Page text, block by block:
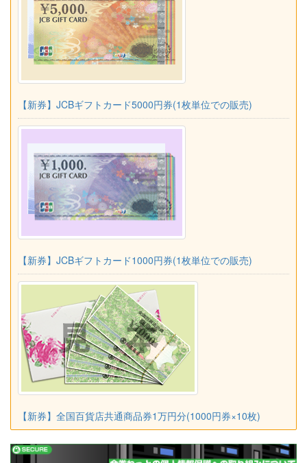
【新券】JCBギフトカード5000円券(1枚単位での販売)
【新券】JCBギフトカード1000円券(1枚単位での販売)
【新券】全国百貨店共通商品券1万円分(1000円券×10枚)